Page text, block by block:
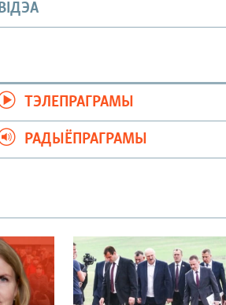
ВІДЭА
ТЭЛЕПРАГРАМЫ
РАДЫЁПРАГРАМЫ